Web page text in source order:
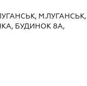
М.ЛУГАНСЬК,
БУДИНОК 8А,